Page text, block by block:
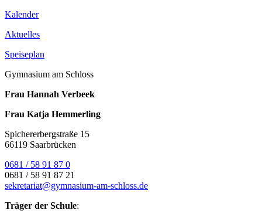
Kalender
Aktuelles
Speiseplan
Gymnasium am Schloss
Frau Hannah Verbeek
Frau Katja Hemmerling
Spichererbergstraße 15
66119 Saarbrücken
0681 / 58 91 87 0
0681 / 58 91 87 21
sekretariat@gymnasium-am-schloss.de
Träger der Schule: